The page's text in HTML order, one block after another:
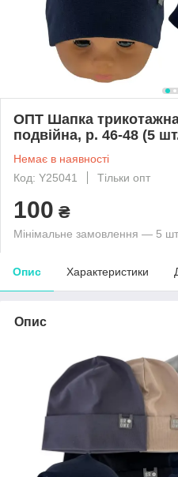
ОПТ Шапка
подвійна, р. 46-48 (5
Немає в наявності
Код: Y25041
Тільки опт
100 ₴
Мінімальне замовлення — 5 шт.
Опис Характеристики
Опис